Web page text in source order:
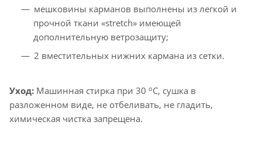
мешковины карманов выполнены из легкой и
прочной ткани «stretch» имеющей
дополнительную ветрозащиту;
2 вместительных нижних кармана из сетки.
Уход: Машинная стирка при 30 oС, сушка в
разложенном виде, не отбеливать, не гладить,
химическая чистка запрещена.